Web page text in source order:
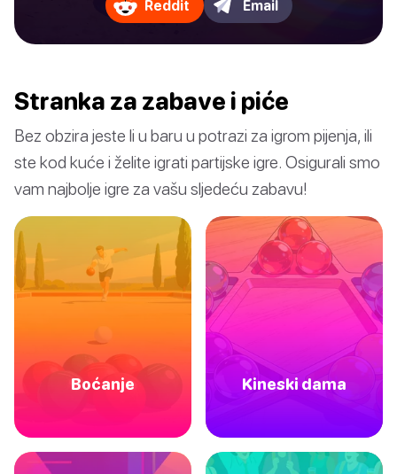
Reddit Email
Stranka za zabave i piće
Bez obzira jeste li u baru u potrazi za igrom pijenja, ili
ste kod kuće i želite igrati partijske igre. Osigurali smo
vam najbolje igre za vašu sljedeću zabavu!
Boćanje Kineski dama